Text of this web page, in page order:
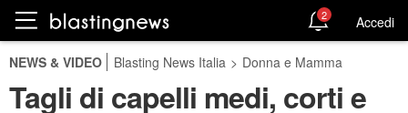
2 Accedi
NEWS & VIDEO Blasting News Italia > Donna e Mamma
Tagli di capelli medi, corti e